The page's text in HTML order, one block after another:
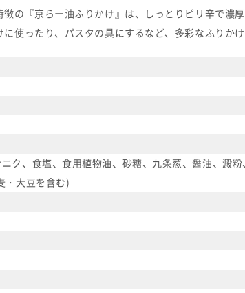
の『京らー油ふりかけ』は、しっとりピリ辛で濃
使ったり、パスタの具にするなど、多彩なふりか
ク、食塩、食用植物油、砂糖、九条葱、醤油、澱
・大豆を含む)